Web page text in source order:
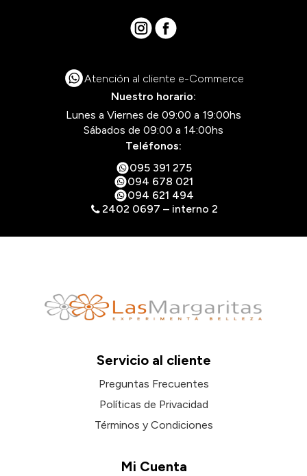
Atención al cliente e-Commerce
Nuestro horario:
Lunes a Viernes de 09:00 a 19:00hs
Sábados de 09:00 a 14:00hs
Teléfonos:
095 391 275
094 678 021
094 621 494
2402 0697 – interno 2
Servicio al cliente
Preguntas Frecuentes
Políticas de Privacidad
Términos y Condiciones
Mi Cuenta